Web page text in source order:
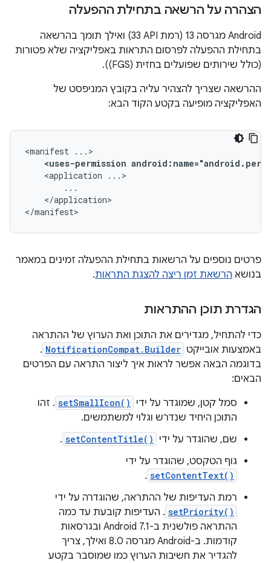
הצהרה על הרשאה בתחילת ההפעלה
‫Android מגרסה 13 (רמת API‏ 33) ואילך תומך בהרשאה
בתחילת ההפעלה לפרסום התראות באפליקציה שלא פטורות
(כולל שירותים שפועלים בחזית (FGS)).
ההרשאה שצריך להצהיר עליה בקובץ המניפסט של
האפליקציה מופיעה בקטע הקוד הבא:
<manifest
<uses-permission
<application
</application>
</manifest>
פרטים נוספים על הרשאות בתחילת ההפעלה זמינים במאמר
בנושא הרשאת זמן ריצה להצגת התראות.
הגדרת תוכן ההתראות
כדי להתחיל, מגדירים את התוכן ואת הערוץ של ההתראה
באמצעות אובייקט NotificationCompat.Builder
.
בדוגמה הבאה אפשר לראות איך ליצור התראה עם הפרטים
הבאים:
סמל קטן, שמוגדר על ידי
setSmallIcon() . זהו
התוכן היחיד שנדרש וגלוי למשתמשים.
שם, שהוגדר על ידי
setContentTitle()
.
גוף הטקסט, שהוגדר על ידי
setContentText()
.
רמת העדיפות של ההתראה, שהוגדרה על ידי
setPriority() . העדיפות קובעת עד כמה
ההתראה פולשנית ב-Android 7.1 ובגרסאות
קודמות. ב-Android מגרסה 8.0 ואילך, צריך
להגדיר את חשיבות הערוץ כמו שמוסבר בקטע